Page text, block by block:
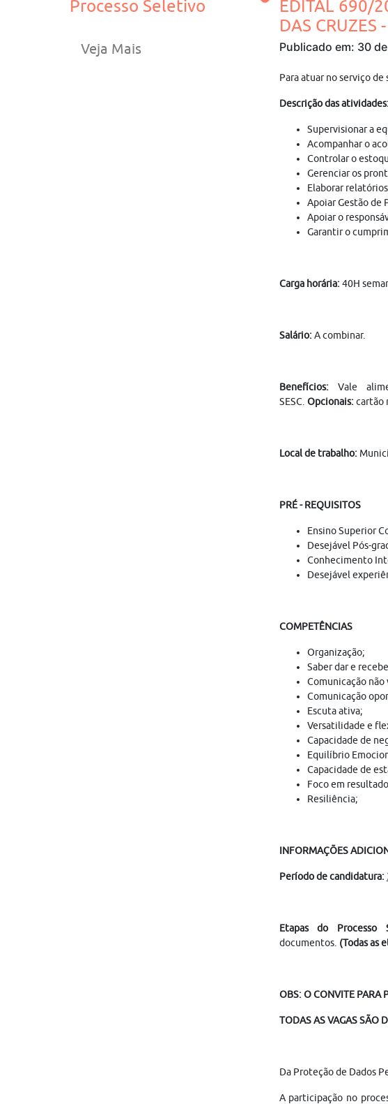
Processo Seletivo
Veja Mais
EDITAL 690/
DAS CRUZES
Publicado em: 30
Para atuar no serviço
Descrição das
Supervisionar a
Acompanhar o
Controlar o
Gerenciar os
Elaborar
Apoiar Gestão de
Apoiar o
Garantir o
Carga horária:40H
Salário:A combinar.
Benefícios:Vale
SESC. Opcionais:cartão
Local de trabalho:
PRÉ - REQUISITOS
Ensino Superior
Desejável Pós-
Conhecimento
Desejável
COMPETÊNCIAS
Organização;
Saber dar e
Comunicação
Comunicação
Escuta ativa;
Versatilidade e
Capacidade de
Equilíbrio
Capacidade de
Foco em
Resiliência;
INFORMAÇÕES
Período de candidatura:
Etapas do Processo
documentos. (Todas as
OBS: O CONVITE PARA
TODAS AS VAGAS SÃO
Da Proteção de Dados
A participação no